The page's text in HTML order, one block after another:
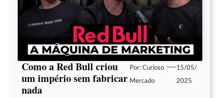
Como a Red Bull criou
um império sem fabricar
nada
Por:Curioso
Mercado
15/05/
2025